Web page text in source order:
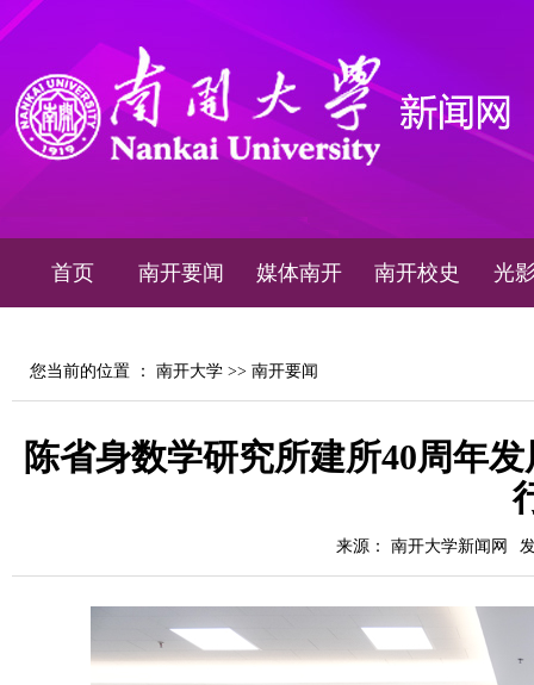
首页 南开要闻 媒体南开 南开校史 光
您当前的位置 ： 南开大学 >> 南开要闻
陈省身数学研究所建所40周年
来源： 南开大学新闻网